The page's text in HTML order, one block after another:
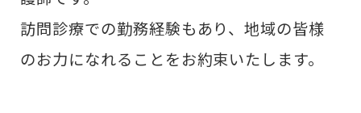
訪問診療での勤務経験もあり、地域の皆様
のお力になれることをお約束いたします。